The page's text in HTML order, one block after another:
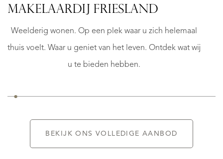
MAKELAARDIJ FRIESLAND
Weelderig wonen. Op een plek waar u zich helemaal
thuis voelt. Waar u geniet van het leven. Ontdek wat wij
u te bieden hebben.
STAVOREN
MIDDELWEG
950.000
BEKIJK ONS VOLLEDIGE AANBOD